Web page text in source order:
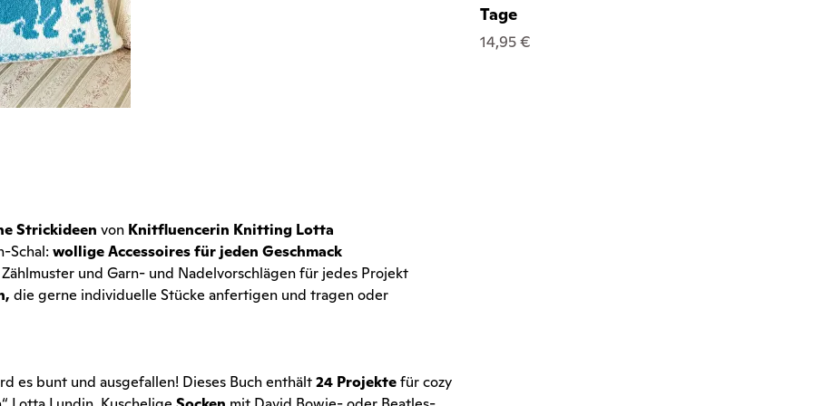
Strickideen von Knitfluencerin Knitting Lotta
Schal:wollige Accessoires für jeden Geschmack
und Garn- und Nadelvorschlägen für jedes Projekt
die gerne individuelle Stücke anfertigen und tragen oder
es bunt und ausgefallen! Dieses Buch enthält24 Projektefür cozy
Tage
14,95 €